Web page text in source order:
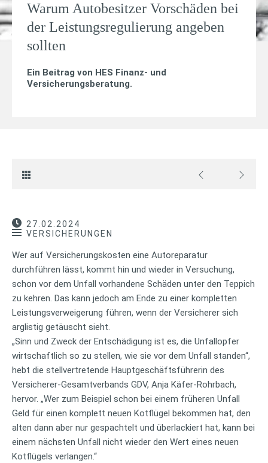
Warum Autobesitzer Vorschäden bei
der Leistungsregulierung angeben
sollten
Ein Beitrag von HES Finanz- und
Versicherungsberatung.
27.02.2024
VERSICHERUNGEN
Wer auf Versicherungskosten eine Autoreparatur
durchführen lässt, kommt hin und wieder in Versuchung,
schon vor dem Unfall vorhandene Schäden unter den Teppich
zu kehren. Das kann jedoch am Ende zu einer kompletten
Leistungsverweigerung führen, wenn der Versicherer sich
arglistig getäuscht sieht.
„Sinn und Zweck der Entschädigung ist es, die Unfallopfer
wirtschaftlich so zu stellen, wie sie vor dem Unfall standen“,
hebt die stellvertretende Hauptgeschäftsführerin des
Versicherer-Gesamtverbands GDV, Anja Käfer-Rohrbach,
hervor. „Wer zum Beispiel schon bei einem früheren Unfall
Geld für einen komplett neuen Kotflügel bekommen hat, den
alten dann aber nur gespachtelt und überlackiert hat, kann bei
einem nächsten Unfall nicht wieder den Wert eines neuen
Kotflügels verlangen.“